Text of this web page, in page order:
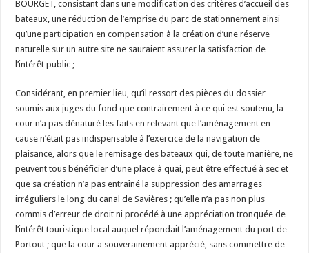
BOURGET, consistant dans une modification des critères d’accueil des
bateaux, une réduction de l’emprise du parc de stationnement ainsi
qu’une participation en compensation à la création d’une réserve
naturelle sur un autre site ne sauraient assurer la satisfaction de
l’intérêt public ;
Considérant, en premier lieu, qu’il ressort des pièces du dossier
soumis aux juges du fond que contrairement à ce qui est soutenu, la
cour n’a pas dénaturé les faits en relevant que l’aménagement en
cause n’était pas indispensable à l’exercice de la navigation de
plaisance, alors que le remisage des bateaux qui, de toute manière, ne
peuvent tous bénéficier d’une place à quai, peut être effectué à sec et
que sa création n’a pas entraîné la suppression des amarrages
irréguliers le long du canal de Savières ; qu’elle n’a pas non plus
commis d’erreur de droit ni procédé à une appréciation tronquée de
l’intérêt touristique local auquel répondait l’aménagement du port de
Portout ; que la cour a souverainement apprécié, sans commettre de